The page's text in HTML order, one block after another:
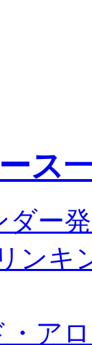
ス
ダー
ンキ
ア